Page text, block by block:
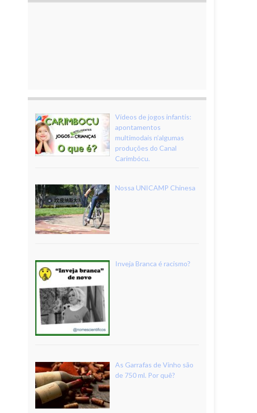
Vídeos de jogos infantis:
apontamentos
multimodais n’algumas
produções do Canal
Carimbócu.
Nossa UNICAMP Chinesa
Inveja Branca é racismo?
As Garrafas de Vinho são
de 750 ml. Por quê?